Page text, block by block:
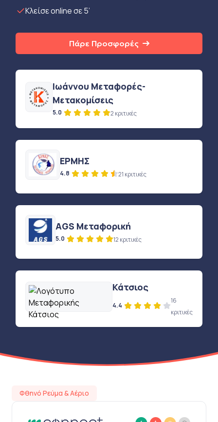
Κλείσε online σε 5’
Πάρε Προσφορές
Ιωάννου Μεταφορές-
Μετακομίσεις
5.0 2 κριτικές
ΕΡΜΗΣ
4.8 21 κριτικές
AGS Μεταφορική
5.0 12 κριτικές
Κάτσιος
4.4
16
κριτικές
Φθηνό Ρεύμα & Αέριο